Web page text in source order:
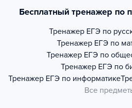
Бесплатный тренажер по
Тренажер ЕГЭ по
Тренажер ЕГЭ по
Тренажер ЕГЭ по
Тренажер ЕГЭ по
Тренажер ЕГЭ по информатике
Все